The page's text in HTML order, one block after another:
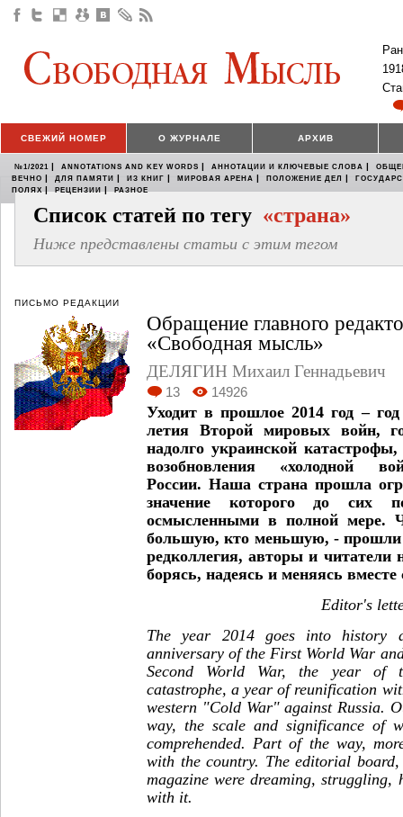
СВЕЖИЙ НОМЕР О ЖУРНАЛЕ АРХИВ
№1/2021 | ANNOTATIONS AND KEY WORDS | АННОТАЦИИ И КЛЮЧЕВЫЕ СЛОВА |
ВЕЧНО | ДЛЯ ПАМЯТИ | ИЗ КНИГ | МИРОВАЯ АРЕНА | ПОЛОЖЕНИЕ ДЕЛ |
ПОЛЯХ | РЕЦЕНЗИИ | РАЗНОЕ
Список статей по тегу «страна»
Ниже представлены статьи с этим тегом
ПИСЬМО РЕДАКЦИИ
Обращение главного
«Свободная мысль»
ДЕЛЯГИН Михаил Геннадьевич
13 14926
Уходит в прошлое 2014 год –
летия Второй мировых войн,
надолго украинской
возобновления «холодной
России. Наша страна прошла
значение которого до сих
осмысленными в полной мере.
большую, кто меньшую, - прошли
редколлегия, авторы и читатели
борясь, надеясь и меняясь вместе
Editor's
The year 2014 goes into history
anniversary of the First World War
Second World War, the year of
catastrophe, a year of reunification
western "Cold War" against Russia.
way, the scale and significance of
comprehended. Part of the way,
with the country. The editorial
magazine were dreaming, struggling,
with it.